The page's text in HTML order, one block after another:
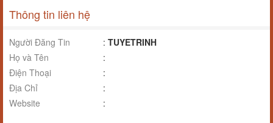
Thông tin liên hệ
Người Đăng Tin : TUYETRINH
Họ và Tên
:
Điện Thoại
:
Địa Chỉ
:
Website
: